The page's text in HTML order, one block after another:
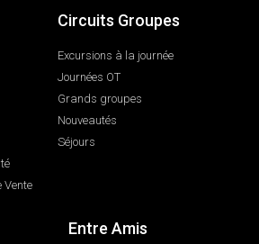
Vente
Circuits Groupes
Excursions à la journée
Journées OT
Grands groupes
Nouveautés
Séjours
Entre Amis